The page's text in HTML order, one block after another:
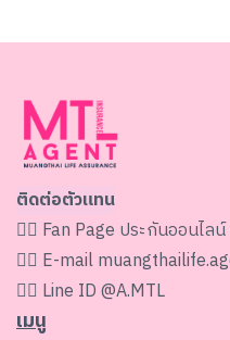
ติดต่อตัวแทน
👉🏻 Fan Page ประกันออนไล
👉🏻 E-mail
👉🏻 Line ID@A.MTL
เมนู